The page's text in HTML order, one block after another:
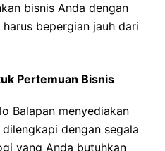
bisnis Anda dengan
bepergian jauh dari
Pertemuan Bisnis
Balapan menyediakan
dengan segala
yang Anda butuhkan